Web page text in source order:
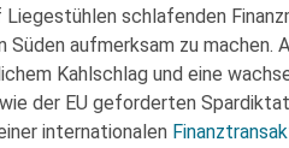
schlafenden
Süden aufmerksam zu machen.
Kahlschlag und eine
der EU geforderten
internationalen